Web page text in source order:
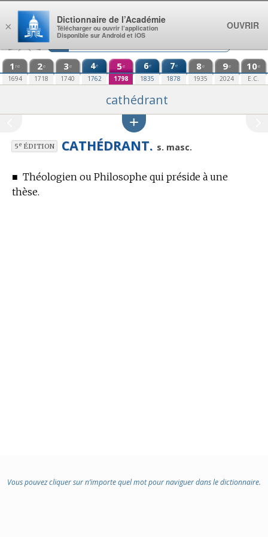
Aller au contenu
1 re
1694
2e
1718
3e
1740
4e
1762
5e
1798
6e
1835
7e
1878
8e
1935
9e
2024
10e
E.C.
cathédrant
5eÉDITION CATHÉDRANT. s. masc.
■ Théologien ou Philosophe qui préside à une
thèse.
Vous pouvez cliquer sur n’importe quel mot pour naviguer dans le dictionnaire.
×
Dictionnaire de l’Académie
Télécharger ou ouvrir l’application
Disponible sur Android et iOS
OUVRIR